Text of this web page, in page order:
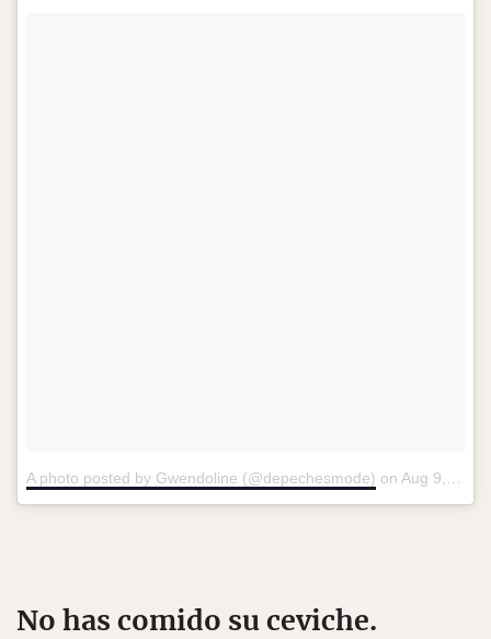
A photo posted by Gwendoline (@depechesmode) on Aug 9, 2016 at 1:37am PDT
No has comido su ceviche.